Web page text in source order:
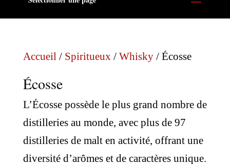
Accueil/ Spiritueux/ Whisky/ Écosse
Écosse
L’Écosse possède le plus grand nombre de
distilleries au monde, avec plus de 97
distilleries de malt en activité, offrant une
diversité d’arômes et de caractères unique.